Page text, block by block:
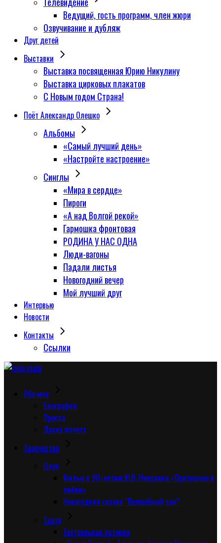
Ведущий, гость программ, член жюри
Озвучивание и дубляж
Друг детей
Выставки
Выставка посвященная Юрию Никулину
Выставка цирковых плакатов
С Новым годом Страна!
Поёт Александр Олешко
Альбомы
«Самый лучший день»
«Настройте настроение»
Синглы
«Мира в сердце»
Пироги
«А над Волгой рекой»
Гармошка фронтовая
РОДИНА У НАС ОДНА
Люди-вагоны
Падали листья
Новогодний вечер
Мой лучший друг
Интервью
Новости
Контакты
Сcылки
Обо мне
Биография
Пресса
Доска почета
Творчество
Цирк
Фильм к 90-летию Ю.В. Никулина «Признание в
любви»
Новогодняя сказка “Волшебный сон”
Tеатр
Театральная история